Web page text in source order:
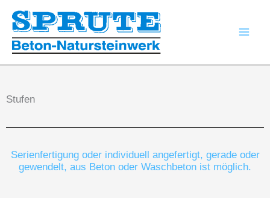
Zum
Inhalt
springen
Stufen
Serienfertigung oder individuell angefertigt, gerade oder
gewendelt, aus Beton oder Waschbeton ist möglich.